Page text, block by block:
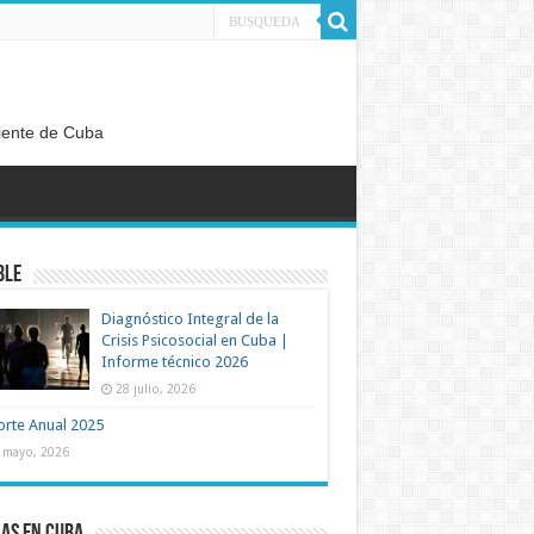
de Cuba
Diagnóstico Integral de la
Crisis Psicosocial en Cuba |
Informe técnico 2026
28 julio, 2026
Anual 2025
2026